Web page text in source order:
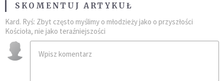
SKOMENTUJ ARTYKUŁ
Kard. Ryś: Zbyt często myślimy o młodzieży jako o przyszłości
Kościoła, nie jako teraźniejszości